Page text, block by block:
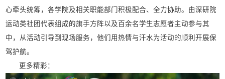
心牵头统筹，各学院及相关职能部门积极配合、全力协助。由深研院
运动类社团代表组成的旗手方阵以及百余名学生志愿者主动参与其
中，从活动引导到现场服务，他们用热情与汗水为活动的顺利开展保
驾护航。
更多精彩：